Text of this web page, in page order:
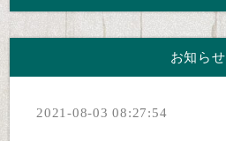
お知らせ
2021-08-03 08:27:54